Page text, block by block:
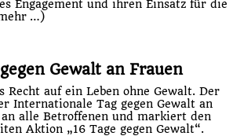
Engagement und ihren Einsatz für die
…)
Gewalt an Frauen
Recht auf ein Leben ohne Gewalt. Der
Internationale Tag gegen Gewalt an
alle Betroffenen und markiert den
Aktion „16 Tage gegen Gewalt“.